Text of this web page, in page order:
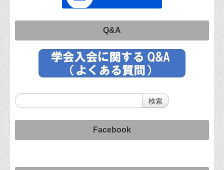
Q&A
Facebook